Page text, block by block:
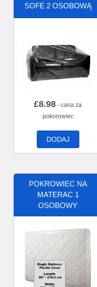
SOFE 2 OSOBOWĄ
£8.98 - cana za
pokorowiec
DODAJ
POKROWIEC NA
MATERAC 1
OSOBOWY